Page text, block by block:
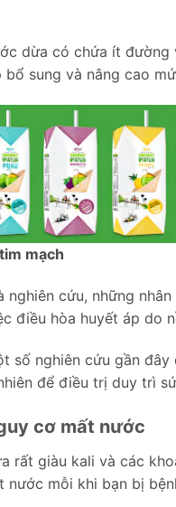
dừa có chứa ít đường
bổ sung và nâng cao
mạch
nghiên cứu, những
điều hòa huyết áp do
số nghiên cứu gần
để điều trị duy trì
cơ mất nước
rất giàu kali và các
nước mỗi khi bạn bị